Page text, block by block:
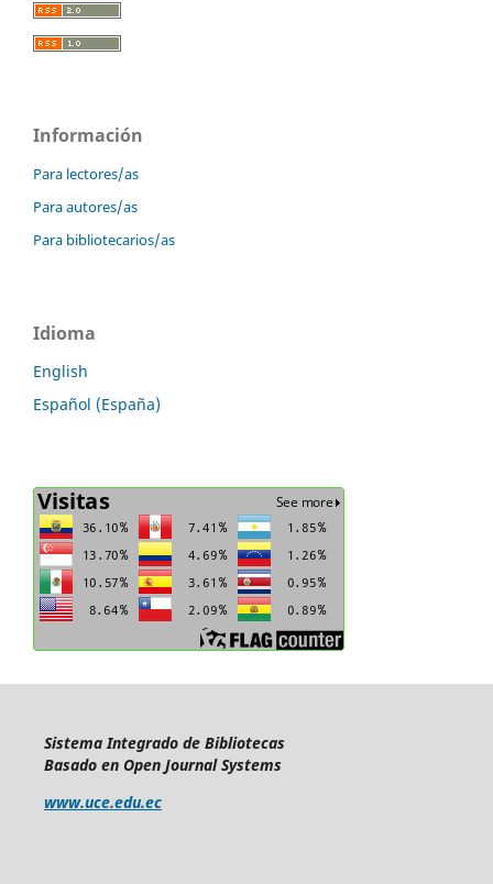
Información
Para lectores/as
Para autores/as
Para bibliotecarios/as
Idioma
English
Español (España)
Sistema Integrado de Bibliotecas
Basado en Open Journal Systems
www.uce.edu.ec